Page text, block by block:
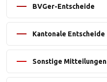
BVGer-Entscheide
Kantonale Entscheide
Sonstige Mitteilungen